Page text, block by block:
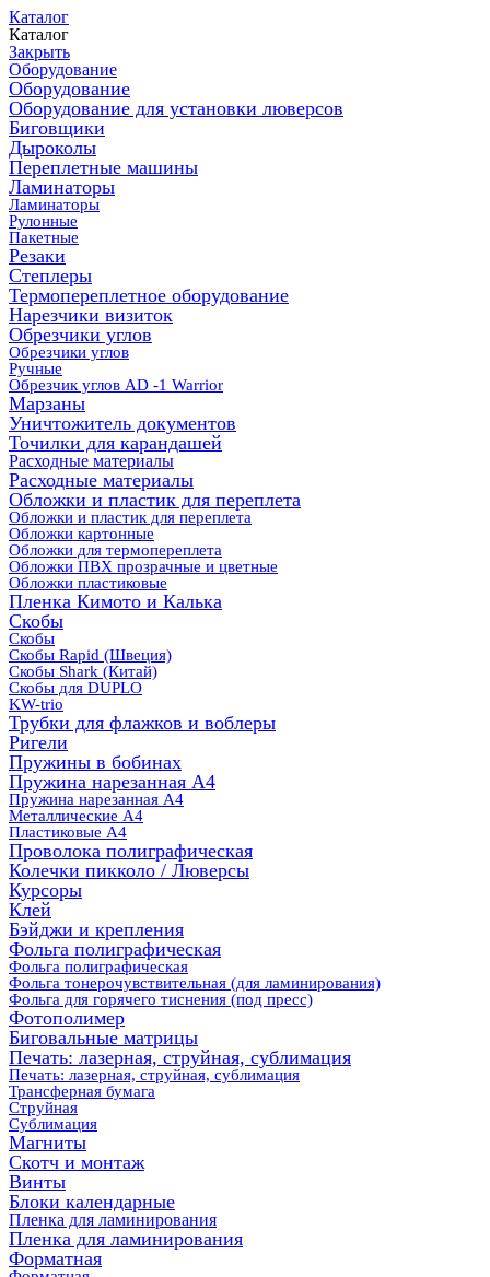
Каталог
Каталог
Закрыть
Оборудование
Оборудование
Оборудование для установки люверсов
Биговщики
Дыроколы
Переплетные машины
Ламинаторы
Ламинаторы
Рулонные
Пакетные
Резаки
Степлеры
Термопереплетное оборудование
Нарезчики визиток
Обрезчики углов
Обрезчики углов
Ручные
Обрезчик углов AD -1 Warrior
Марзаны
Уничтожитель документов
Точилки для карандашей
Расходные материалы
Расходные материалы
Обложки и пластик для переплета
Обложки и пластик для переплета
Обложки картонные
Обложки для термопереплета
Обложки ПВХ прозрачные и цветные
Обложки пластиковые
Пленка Кимото и Калька
Скобы
Скобы
Скобы Rapid (Швеция)
Скобы Shark (Китай)
Скобы для DUPLO
KW-trio
Трубки для флажков и воблеры
Ригели
Пружины в бобинах
Пружина нарезанная А4
Пружина нарезанная А4
Металлические А4
Пластиковые А4
Проволока полиграфическая
Колечки пикколо / Люверсы
Курсоры
Клей
Бэйджи и крепления
Фольга полиграфическая
Фольга полиграфическая
Фольга тонерочувствительная (для ламинирования)
Фольга для горячего тиснения (под пресс)
Фотополимер
Биговальные матрицы
Печать: лазерная, струйная, сублимация
Печать: лазерная, струйная, сублимация
Трансферная бумага
Струйная
Сублимация
Магниты
Скотч и монтаж
Винты
Блоки календарные
Пленка для ламинирования
Пленка для ламинирования
Форматная